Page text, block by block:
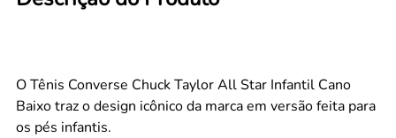
O Tênis Converse Chuck Taylor All Star Infantil Cano
Baixo traz o design icônico da marca em versão feita para
os pés infantis.